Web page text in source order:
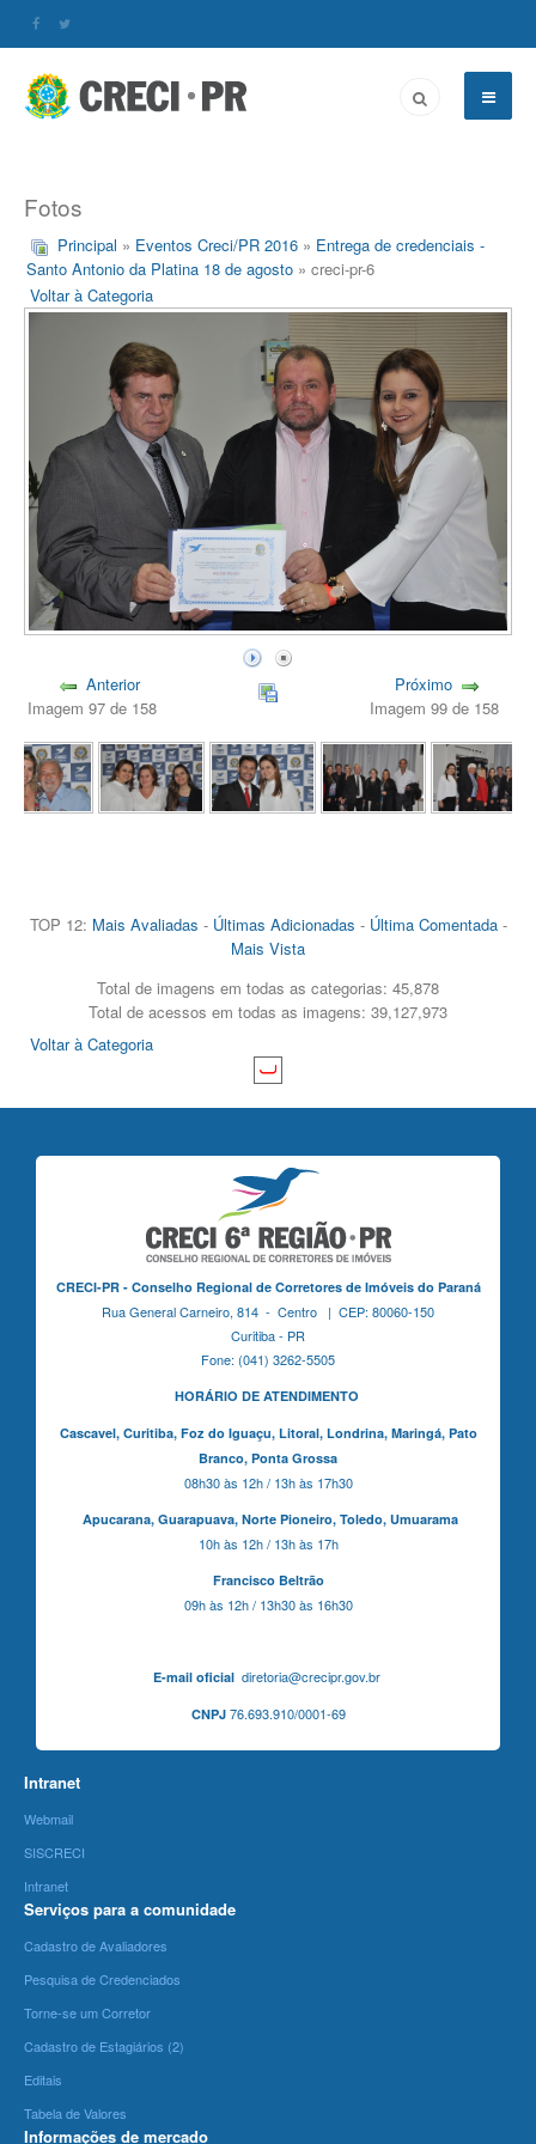
Fotos
Principal » Eventos Creci/PR 2016 » Entrega de credenciais -
Santo Antonio da Platina 18 de agosto » creci-pr-6
Voltar à Categoria
Anterior
Imagem 97 de 158
Próximo
Imagem 99 de 158
TOP 12: Mais Avaliadas - Últimas Adicionadas - Última Comentada-
Mais Vista
Total de imagens em todas as categorias: 45,878
Total de acessos em todas as imagens: 39,127,973
Voltar à Categoria
CRECI-PR - Conselho Regional de Corretores de Imóveis do Paraná
Rua General Carneiro, 814 - Centro | CEP: 80060-150
Curitiba - PR
Fone: (041) 3262-5505
HORÁRIO DE ATENDIMENTO
Cascavel, Curitiba,Foz do Iguaçu, Litoral, Londrina, Maringá, Pato
Branco, Ponta Grossa
08h30 às 12h / 13h às 17h30
Apucarana, Guarapuava, Norte Pioneiro, Toledo, Umuarama
10h às 12h / 13h às 17h
Francisco Beltrão
09h às 12h / 13h30 às 16h30
E-mail oficialdiretoria@crecipr.gov.br
CNPJ76.693.910/0001-69
Intranet
Webmail
SISCRECI
Intranet
Serviços para a comunidade
Cadastro de Avaliadores
Pesquisa de Credenciados
Torne-se um Corretor
Cadastro de Estagiários (2)
Editais
Tabela de Valores
Informações de mercado